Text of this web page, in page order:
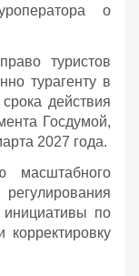
о
туристов
турагенту в
действия
Госдумой,
2027 года.
масштабного
инициативы по
корректировку